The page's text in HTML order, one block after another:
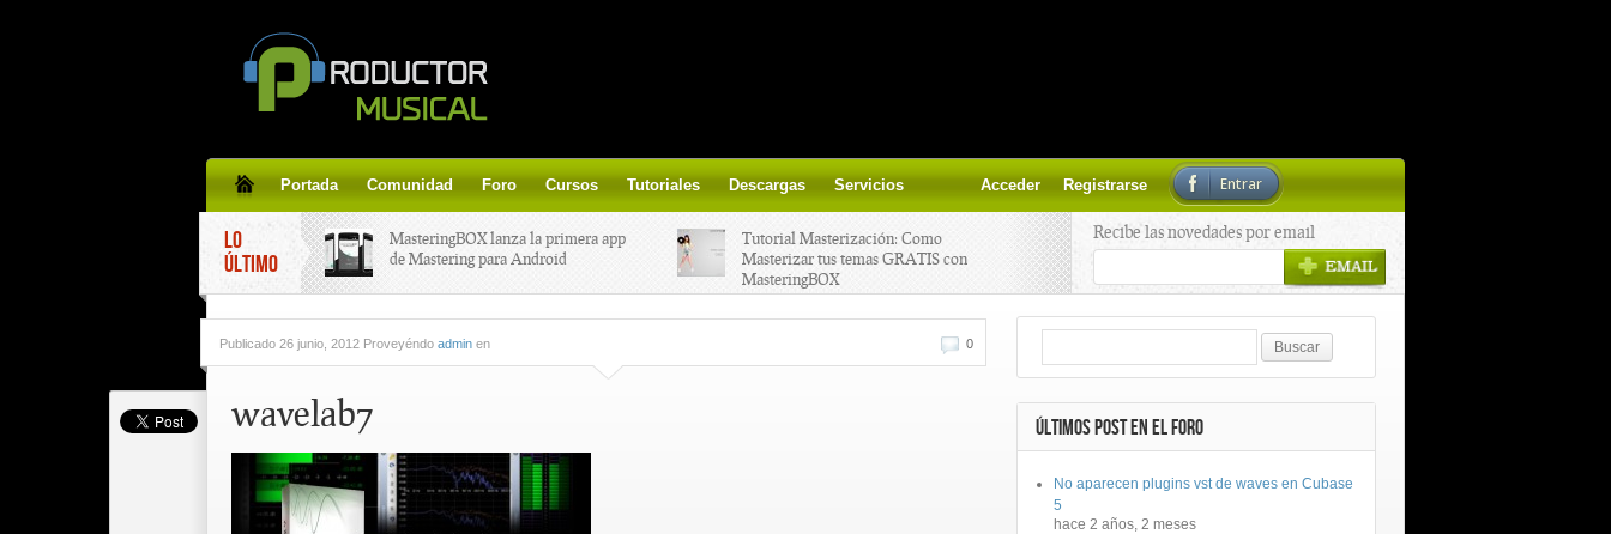
Portada Comunidad Foro Cursos Tutoriales Descargas Servicios Acceder Registrarse Entrar
LO
ÚLTIMO
MasteringBOX lanza la primera app
de Mastering para Android
Tutorial Masterización: Como
Masterizar tus temas GRATIS con
MasteringBOX
line gratis!
Yalp crea Fono, Lleva la escena DJ a
Tutorial de CLA Effects, aprende a
aplicar efectos a tus voces.
Recibe las novedades por email
0
Publicado 26 junio, 2012 Proveyéndo admin en
wavelab7 ÚLTIMOS POST EN EL FORO
No aparecen plugins vst de waves en Cubase
5
hace 2 años, 2 meses